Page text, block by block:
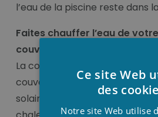
l’eau de la piscine reste dans
Faites chauffer l’eau de
couverture de piscine
La couleur (bleu foncé) et
couverture attirent le soleil.
solaire ou bien appelé bâche
Ce site Web
des
Notre site Web utilise